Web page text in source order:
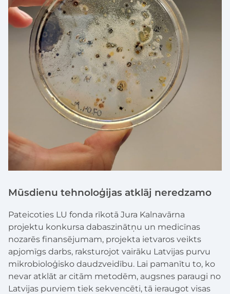
Mūsdienu tehnoloģijas atklāj neredzamo
Pateicoties LU fonda rīkotā Jura Kalnavārna
projektu konkursa dabaszinātņu un medicīnas
nozarēs finansējumam, projekta ietvaros veikts
apjomīgs darbs, raksturojot vairāku Latvijas purvu
mikrobioloģisko daudzveidību. Lai pamanītu to, ko
nevar atklāt ar citām metodēm, augsnes paraugi no
Latvijas purviem tiek sekvencēti, tā ieraugot visas